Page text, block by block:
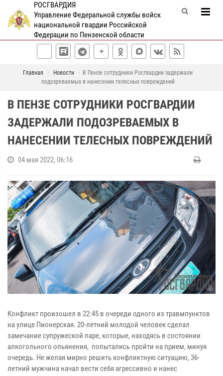
РОСГВАРДИЯ
Управление Федеральной службы войск
национальной гвардии Российской
Федерации по Пензенской области
Главная Новости
В Пензе сотрудники Росгвардии задержали
подозреваемых в нанесении телесных повреждений
В ПЕНЗЕ СОТРУДНИКИ РОСГВАРДИИ
ЗАДЕРЖАЛИ ПОДОЗРЕВАЕМЫХ В
НАНЕСЕНИИ ТЕЛЕСНЫХ ПОВРЕЖДЕНИЙ
04 мая 2022, 06:16
Конфликт произошел в 22:45 в очереди одного из травмпунктов
на улице Пионерская. 20-летний молодой человек сделал
замечание супружеской паре, которые, находясь в состоянии
алкогольного опьянения, попытались пройти на прием, минуя
очередь. Не желая мирно решить конфликтную ситуацию, 36-
летний мужчина начал вести себя агрессивно и нанес